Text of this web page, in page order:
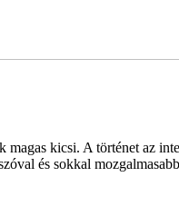
kicsi. A történet az
és sokkal